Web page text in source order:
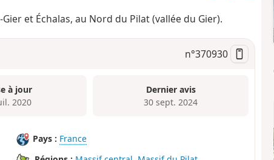
et Échalas, au Nord du Pilat (vallée du Gier).
n°370930
à jour
2020
Dernier avis
30 sept. 2024
Pays : France